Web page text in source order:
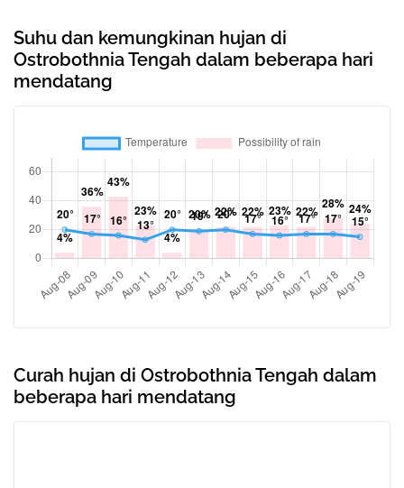
Suhu dan kemungkinan hujan di
Ostrobothnia Tengah dalam beberapa hari
mendatang
Curah hujan di Ostrobothnia Tengah dalam
beberapa hari mendatang